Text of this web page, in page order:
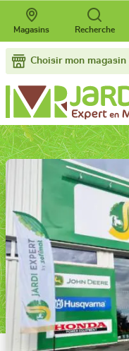
Choisir mon magasin
Magasins Recherche